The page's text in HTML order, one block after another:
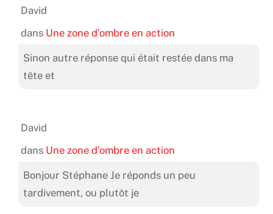
David
dans Une zone d’ombre en action
Sinon autre réponse qui était restée dans ma
tête et
David
dans Une zone d’ombre en action
Bonjour Stéphane Je réponds un peu
tardivement, ou plutôt je